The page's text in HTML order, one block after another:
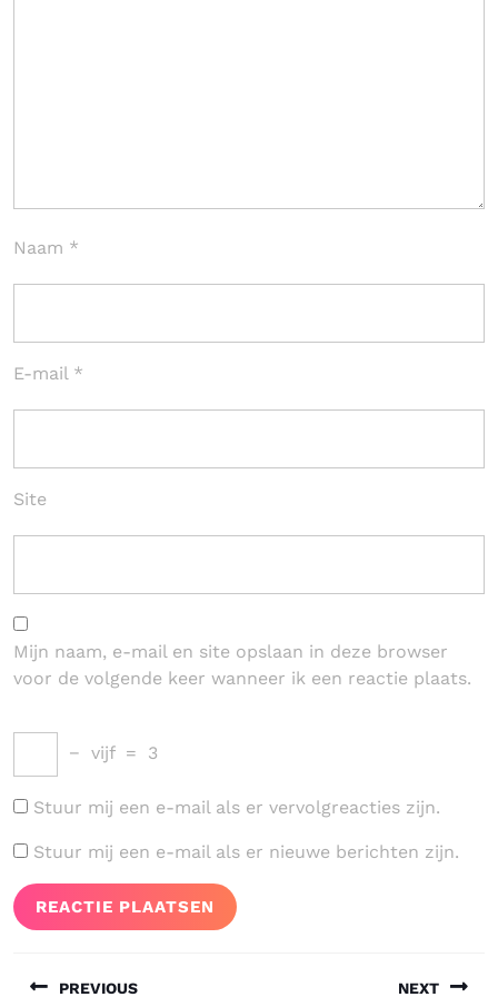
Naam *
E-mail *
Site
Mijn naam, e-mail en site opslaan in deze browser
voor de volgende keer wanneer ik een reactie plaats.
− vijf = 3
Stuur mij een e-mail als er vervolgreacties zijn.
Stuur mij een e-mail als er nieuwe berichten zijn.
PREVIOUS NEXT